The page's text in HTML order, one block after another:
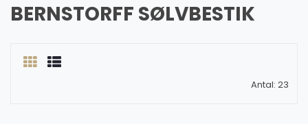
BERNSTORFF SØLVBESTIK
Antal: 23